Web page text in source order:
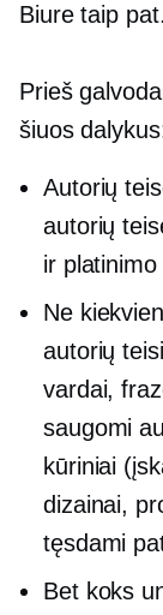
Biure taip pat.
Prieš
šiuos
Autorių
autorių
ir platinimo
Ne
autorių
vardai,
saugomi
kūriniai
dizainai,
tęsdami
Bet koks